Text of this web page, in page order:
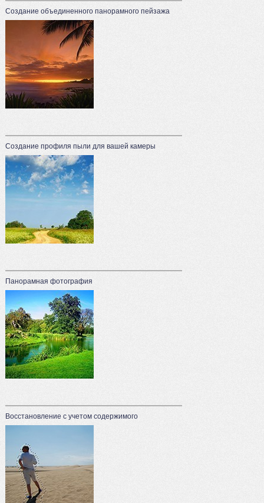
Создание объединенного панорамного пейзажа
Создание профиля пыли для вашей камеры
Панорамная фотография
Восстановление с учетом содержимого